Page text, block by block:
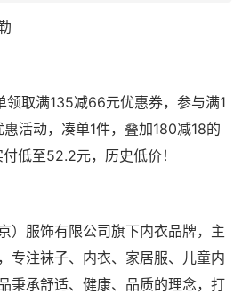
领取满135减66元优惠券，参与满1
活动，凑单1件，叠加180减18的
低至52.2元，历史低价！
）服饰有限公司旗下内衣品牌，主
专注袜子、内衣、家居服、儿童内
秉承舒适、健康、品质的理念，打